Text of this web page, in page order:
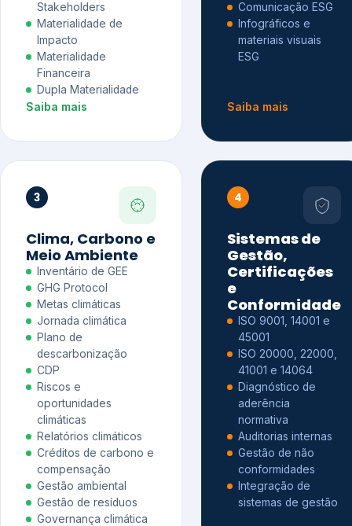
Stakeholders
Materialidade de
Impacto
Materialidade
Financeira
Dupla Materialidade
Saiba mais
Comunicação ESG
Infográficos e
materiais visuais
ESG
Saiba mais
3
Clima, Carbono e
Meio Ambiente
Inventário de GEE
GHG Protocol
Metas climáticas
Jornada climática
Plano de
descarbonização
CDP
Riscos e
oportunidades
climáticas
Relatórios climáticos
Créditos de carbono e
compensação
Gestão ambiental
Gestão de resíduos
Governança climática
4
Sistemas de
Gestão,
Certificações
e
Conformidade
ISO 9001, 14001 e
45001
ISO 20000, 22000,
41001 e 14064
Diagnóstico de
aderência
normativa
Auditorias internas
Gestão de não
conformidades
Integração de
sistemas de gestão